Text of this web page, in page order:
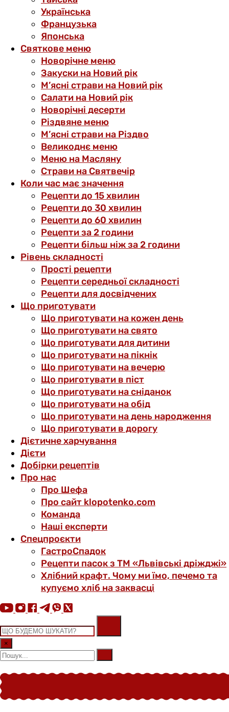
Українська
Французька
Японська
Святкове меню
Новорічне меню
Закуски на Новий рік
М’ясні страви на Новий рік
Салати на Новий рік
Новорічні десерти
Різдвяне меню
М’ясні страви на Різдво
Великоднє меню
Меню на Масляну
Страви на Святвечір
Коли час має значення
Рецепти до 15 хвилин
Рецепти до 30 хвилин
Рецепти до 60 хвилин
Рецепти за 2 години
Рецепти більш ніж за 2 години
Рівень складності
Прості рецепти
Рецепти середньої складності
Рецепти для досвідчених
Що приготувати
Що приготувати на кожен день
Що приготувати на свято
Що приготувати для дитини
Що приготувати на пікнік
Що приготувати на вечерю
Що приготувати в піст
Що приготувати на сніданок
Що приготувати на обід
Що приготувати на день народження
Що приготувати в дорогу
Дієтичне харчування
Дієти
Добірки рецептів
Про нас
Про Шефа
Про сайт klopotenko.com
Команда
Наші експерти
Спецпроєкти
ГастроСпадок
Рецепти пасок з ТМ «Львівські дріжджі»
Хлібний крафт. Чому ми їмо, печемо та
купуємо хліб на заквасці
×